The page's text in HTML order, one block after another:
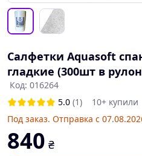
Салфетки Aquasoft
гладкие (300шт в
Код: 016264
5.0 (1)
10+ купили
Под заказ. Отправка с
840 ₴